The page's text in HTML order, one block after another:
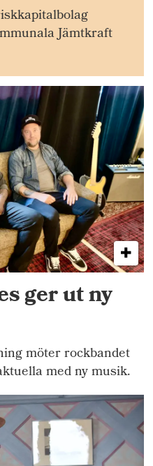
Jämtkraft
ger ut ny
möter rockbandet
med ny musik.